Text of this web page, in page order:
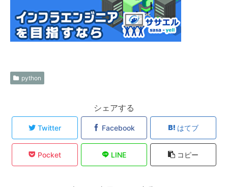
python
シェアする
Twitter Facebook はてブ
Pocket LINE コピー